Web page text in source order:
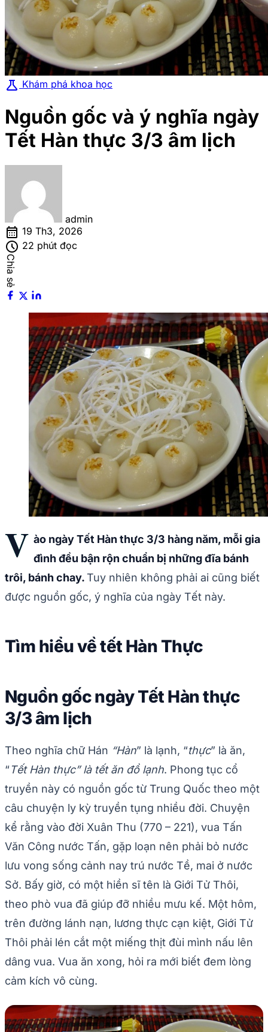
science Khám phá khoa học
Nguồn gốc và ý nghĩa ngày
Tết Hàn thực 3/3 âm lịch
admin
calendar_month 19 Th3, 2026
schedule 22 phút đọc
Chia sẻ
V ào ngày Tết Hàn thực 3/3 hàng năm, mỗi gia
đình đều bận rộn chuẩn bị những đĩa bánh
trôi, bánh chay.Tuy nhiên không phải ai cũng biết
được nguồn gốc, ý nghĩa của ngày Tết này.
Tìm hiểu về tết Hàn Thực
Nguồn gốc ngày Tết Hàn thực
3/3 âm lịch
Theo nghĩa chữ Hán “Hàn” là lạnh, “thực” là ăn,
“Tết Hàn thực” là tết ăn đồ lạnh. Phong tục cổ
truyền này có nguồn gốc từ Trung Quốc theo một
câu chuyện ly kỳ truyền tụng nhiều đời. Chuyện
kể rằng vào đời Xuân Thu (770 – 221), vua Tấn
Văn Công nước Tấn, gặp loạn nên phải bỏ nước
lưu vong sống cảnh nay trú nước Tề, mai ở nước
Sở. Bấy giờ, có một hiền sĩ tên là Giới Tử Thôi,
theo phò vua đã giúp đỡ nhiều mưu kế. Một hôm,
trên đường lánh nạn, lương thực cạn kiệt, Giới Tử
Thôi phải lén cắt một miếng thịt đùi mình nấu lên
dâng vua. Vua ăn xong, hỏi ra mới biết đem lòng
cảm kích vô cùng.